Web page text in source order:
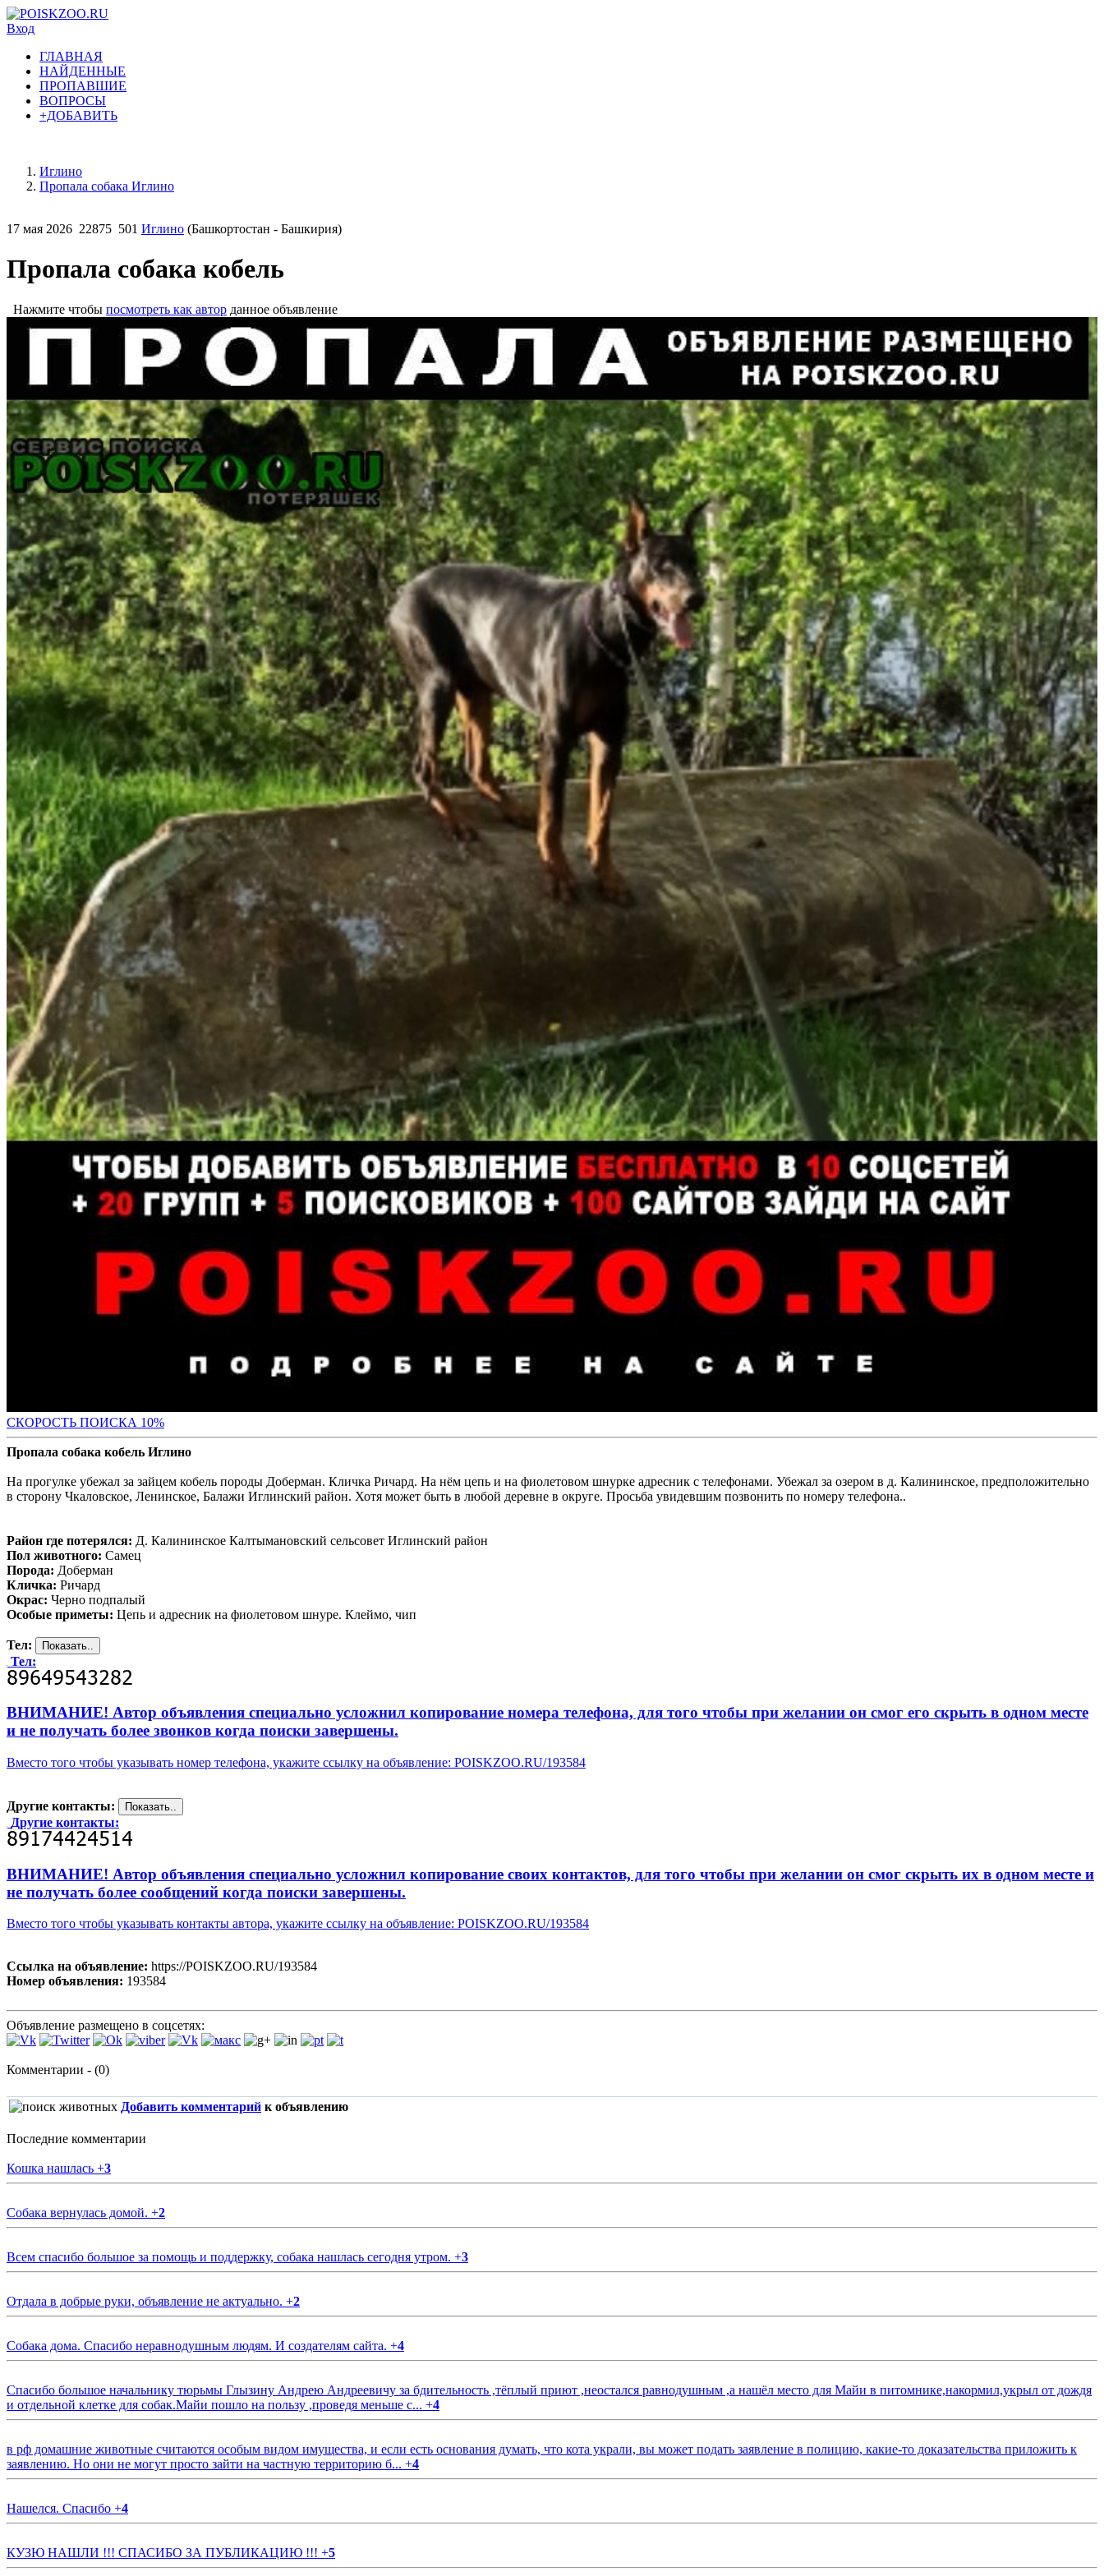
Вход
ГЛАВНАЯ
НАЙДЕННЫЕ
ПРОПАВШИЕ
ВОПРОСЫ
+ДОБАВИТЬ
Иглино
Пропала собака Иглино
17 мая 2026 22875 501 Иглино (Башкортостан - Башкирия)
Пропала собака кобель
Нажмите чтобы посмотреть как автор данное объявление
СКОРОСТЬ ПОИСКА 10%
Пропала собака кобель Иглино
На прогулке убежал за зайцем кобель породы Доберман. Кличка Ричард. На нём цепь и на фиолетовом шнурке адресник с телефонами. Убежал за озером в д. Калининское, предположительно
в сторону Чкаловское, Ленинское, Балажи Иглинский район. Хотя может быть в любой деревне в округе. Просьба увидевшим позвонить по номеру телефона..
Район где потерялся: Д. Калининское Калтымановский сельсовет Иглинский район
Пол животного: Самец
Порода: Доберман
Кличка: Ричард
Окрас: Черно подпалый
Особые приметы: Цепь и адресник на фиолетовом шнуре. Клеймо, чип
Тел:
Тел:
ВНИМАНИЕ! Автор объявления специально усложнил копирование номера телефона, для того чтобы при желании он смог его скрыть в одном месте
и не получать более звонков когда поиски завершены.
Вместо того чтобы указывать номер телефона, укажите ссылку на объявление: POISKZOO.RU/193584
Другие контакты:
Другие контакты:
ВНИМАНИЕ! Автор объявления специально усложнил копирование своих контактов, для того чтобы при желании он смог скрыть их в одном месте и
не получать более сообщений когда поиски завершены.
Вместо того чтобы указывать контакты автора, укажите ссылку на объявление: POISKZOO.RU/193584
Ссылка на объявление: https://POISKZOO.RU/193584
Номер объявления: 193584
Объявление размещено в соцсетях:
Комментарии - (0)
Добавить комментарий к объявлению
Последние комментарии
Кошка нашлась +3
Собака вернулась домой. +2
Всем спасибо большое за помощь и поддержку, собака нашлась сегодня утром. +3
Отдала в добрые руки, объявление не актуально. +2
Собака дома. Спасибо неравнодушным людям. И создателям сайта. +4
Спасибо большое начальнику тюрьмы Глызину Андрею Андреевичу за бдительность ,тёплый приют ,неостался равнодушным ,а нашёл место для Майи в питомнике,накормил,укрыл от дождя
и отдельной клетке для собак.Майи пошло на пользу ,проведя меньше с... +4
в рф домашние животные считаются особым видом имущества, и если есть основания думать, что кота украли, вы может подать заявление в полицию, какие-то доказательства приложить к
заявлению. Но они не могут просто зайти на частную территорию б... +4
Нашелся. Спасибо +4
КУЗЮ НАШЛИ !!! СПАСИБО ЗА ПУБЛИКАЦИЮ !!! +5